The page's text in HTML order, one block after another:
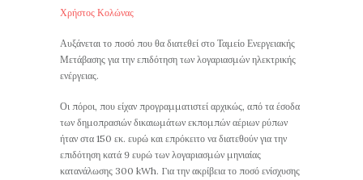
Χρήστος Κολώνας
Αυξάνεται το ποσό που θα διατεθεί στο Ταμείο Ενεργειακής
Μετάβασης για την επιδότηση των λογαριασμών ηλεκτρικής
ενέργειας.
Οι πόροι, που είχαν προγραμματιστεί αρχικώς, από τα έσοδα
των δημοπρασιών δικαιωμάτων εκπομπών αέριων ρύπων
ήταν στα 150 εκ. ευρώ και επρόκειτο να διατεθούν για την
επιδότηση κατά 9 ευρώ των λογαριασμών μηνιαίας
κατανάλωσης 300 kWh. Για την ακρίβεια το ποσό ενίσχυσης